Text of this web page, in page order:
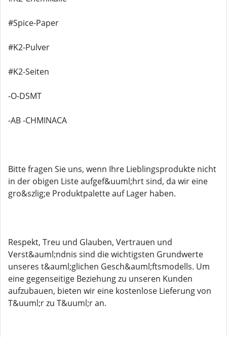
#Spice-Paper
#K2-Pulver
#K2-Seiten
-O-DSMT
-AB -CHMINACA
Bitte fragen Sie uns, wenn Ihre Lieblingsprodukte nicht
in der obigen Liste aufgef&uuml;hrt sind, da wir eine
gro&szlig;e Produktpalette auf Lager haben.
Respekt, Treu und Glauben, Vertrauen und
Verst&auml;ndnis sind die wichtigsten Grundwerte
unseres t&auml;glichen Gesch&auml;ftsmodells. Um
eine gegenseitige Beziehung zu unseren Kunden
aufzubauen, bieten wir eine kostenlose Lieferung von
T&uuml;r zu T&uuml;r an.